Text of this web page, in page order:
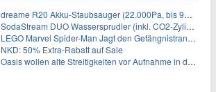
dreame R20 Akku-Staubsauger (22.000Pa, bis 90 Min. Laufzeit) für 169€
SodaStream DUO Wassersprudler (inkl. CO2-Zylinder) für 94€
LEGO Marvel Spider-Man Jagt den Gefängnistransporter (76349) für 32,99€
NKD: 50% Extra-Rabatt auf Sale
Oasis wollen alte Streitigkeiten vor Aufnahme in die Rock and Roll Hall of Fame begraben